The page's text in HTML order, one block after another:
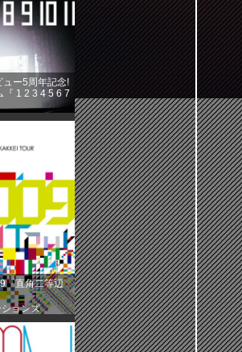
ー5周年記念!
『 1 2 3 4 5 6 7
ョンズ
『直角二等辺
ョンズ